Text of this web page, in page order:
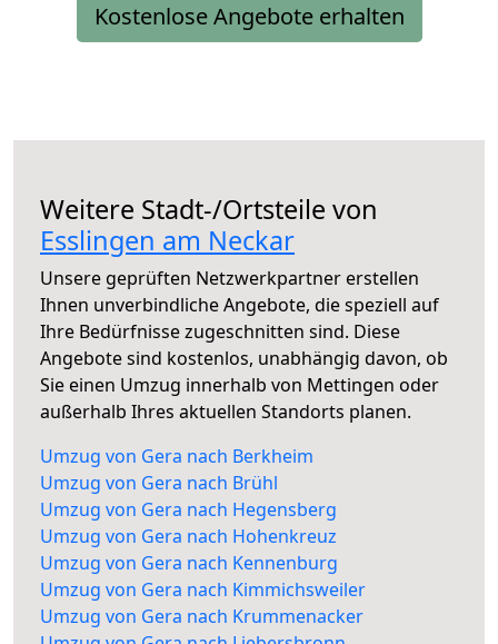
Kostenlose Angebote erhalten
Weitere Stadt-/Ortsteile von
Esslingen am Neckar
Unsere geprüften Netzwerkpartner erstellen
Ihnen unverbindliche Angebote, die speziell auf
Ihre Bedürfnisse zugeschnitten sind. Diese
Angebote sind kostenlos, unabhängig davon, ob
Sie einen Umzug innerhalb von Mettingen oder
außerhalb Ihres aktuellen Standorts planen.
Umzug von Gera nach Berkheim
Umzug von Gera nach Brühl
Umzug von Gera nach Hegensberg
Umzug von Gera nach Hohenkreuz
Umzug von Gera nach Kennenburg
Umzug von Gera nach Kimmichsweiler
Umzug von Gera nach Krummenacker